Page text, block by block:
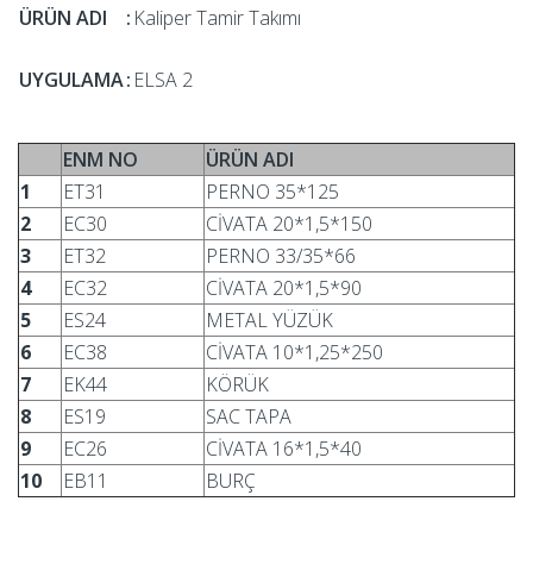
ÜRÜN ADI : Kaliper Tamir Takımı
UYGULAMA: ELSA 2
ENM NO
ÜRÜN ADI
1
ET31
PERNO 35*125
2
EC30
CİVATA 20*1,5*150
3
ET32
PERNO 33/35*66
4
EC32
CİVATA 20*1,5*90
5
ES24
METAL YÜZÜK
6
EC38
CİVATA 10*1,25*250
7
EK44
KÖRÜK
8
ES19
SAC TAPA
9
EC26
CİVATA 16*1,5*40
10
EB11 BURÇ